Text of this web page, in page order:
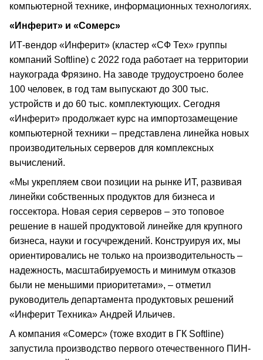
компьютерной технике, информационных технологиях.
«Инферит» и «Сомерс»
ИТ-вендор «Инферит» (кластер «СФ Тех» группы
компаний Softline) с 2022 года работает на территории
наукограда Фрязино. На заводе трудоустроено более
100 человек, в год там выпускают до 300 тыс.
устройств и до 60 тыс. комплектующих. Сегодня
«Инферит» продолжает курс на импортозамещение
компьютерной техники – представлена линейка новых
производительных серверов для комплексных
вычислений.
«Мы укрепляем свои позиции на рынке ИТ, развивая
линейки собственных продуктов для бизнеса и
госсектора. Новая серия серверов – это топовое
решение в нашей продуктовой линейке для крупного
бизнеса, науки и госучреждений. Конструируя их, мы
ориентировались не только на производительность –
надежность, масштабируемость и минимум отказов
были не меньшими приоритетами», – отметил
руководитель департамента продуктовых решений
«Инферит Техника» Андрей Ильичев.
А компания «Сомерс» (тоже входит в ГК Softline)
запустила производство первого отечественного ПИН-